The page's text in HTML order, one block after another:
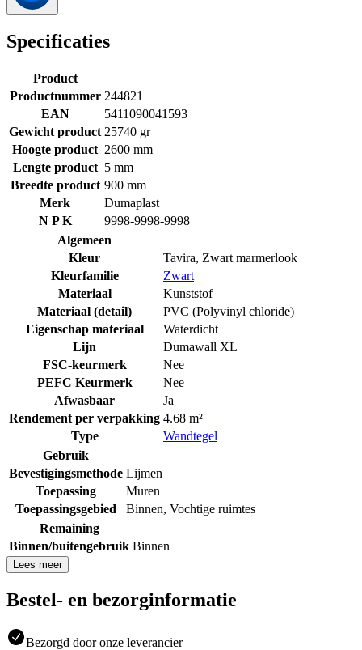
Specificaties
Product
Productnummer 244821
EAN
5411090041593
Gewicht product 25740 gr
Hoogte product 2600 mm
Lengte product 5 mm
Breedte product 900 mm
Merk
Dumaplast
N P K
9998-9998-9998
Algemeen
Kleur
Tavira, Zwart marmerlook
Kleurfamilie
Zwart
Materiaal
Kunststof
Materiaal (detail)
PVC (Polyvinyl chloride)
Eigenschap materiaal
Waterdicht
Lijn
Dumawall XL
FSC-keurmerk
Nee
PEFC Keurmerk
Nee
Afwasbaar
Ja
Rendement per verpakking 4.68 m²
Type
Wandtegel
Gebruik
Bevestigingsmethode Lijmen
Toepassing
Muren
Toepassingsgebied
Binnen, Vochtige ruimtes
Remaining
Binnen/buitengebruik Binnen
Lees meer
Bestel- en bezorginformatie
Bezorgd door onze leverancier